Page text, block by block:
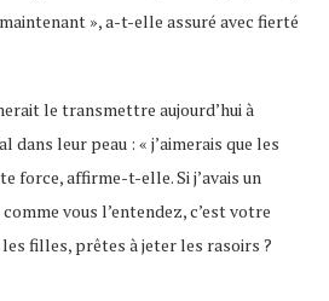
», a-t-elle assuré avec fierté
le transmettre aujourd’hui à
dans leur peau : « j’aimerais que les
force, affirme-t-elle. Si j’avais un
vous l’entendez, c’est votre
filles, prêtes à jeter les rasoirs ?